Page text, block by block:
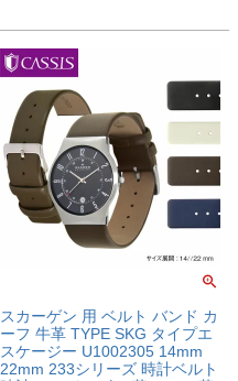
スカーゲン 用 ベルト バンド カ
ーフ 牛革 TYPE SKG タイプエ
スケージー U1002305 14mm
22mm 233シリーズ 時計ベルト